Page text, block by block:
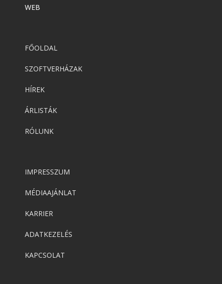
WEB
FŐOLDAL
SZOFTVERHÁZAK
HÍREK
ÁRLISTÁK
RÓLUNK
IMPRESSZUM
MÉDIAAJÁNLAT
KARRIER
ADATKEZELÉS
KAPCSOLAT